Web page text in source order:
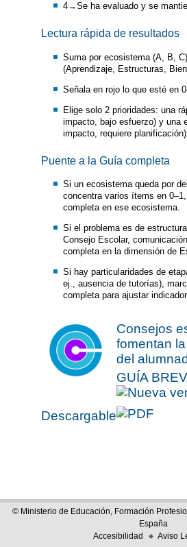
4→Se ha evaluado y se
Lectura rápida de resultados
Suma por ecosistema (A, B,
(Aprendizaje, Estructuras,
Señala en rojo lo que esté en
Elige solo 2 prioridades: una
impacto, bajo esfuerzo) y una
impacto, requiere planificación)
Puente a la Guía completa
Si un ecosistema queda por
concentra varios ítems en
completa en ese ecosistema.
Si el problema es de
Consejo Escolar,
completa en la dimensión de
Si hay particularidades de
ej., ausencia de tutorías),
completa para ajustar
Consejos
fomentan
del
GUÍA
Descargable
© Ministerio de Educación, Formación
España
Accesibilidad
Aviso